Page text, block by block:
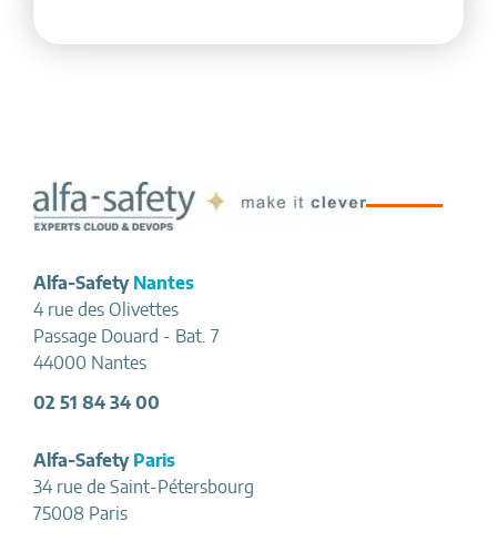
Footer
Alfa-Safety Nantes
4 rue des Olivettes
Passage Douard - Bat. 7
44000 Nantes
02 51 84 34 00
Alfa-Safety Paris
34 rue de Saint-Pétersbourg
75008 Paris